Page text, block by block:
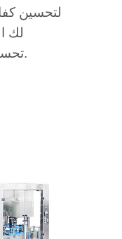
لتحسين
لك
تحسينه لمصانع الجعة التي تبحث عن استثمار عالي الأداء وطويل الأجل في عملية التعبئة والتغليف الخاصة بها.